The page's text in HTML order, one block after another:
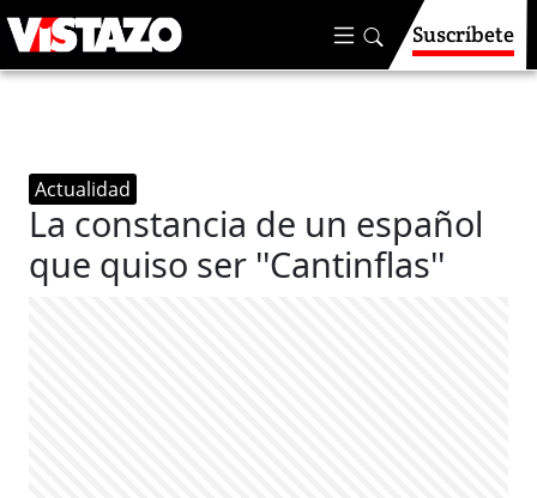
Suscríbete
Actualidad
La constancia de un español
que quiso ser ''Cantinflas''